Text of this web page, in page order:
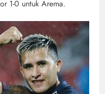
1-0 untuk Arema.